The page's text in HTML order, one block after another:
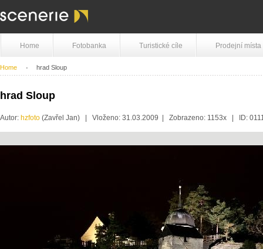
Home Fotobanka Turistické cíle Prodejní místa
Home hrad Sloup
hrad Sloup
Autor: hzfoto (Zavřel Jan) | Vloženo: 31.03.2009 | Zobrazeno: 1153x | ID: